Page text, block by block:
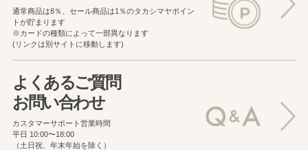
通常商品は8％、セール商品は1％のタカシマヤポイン
トが貯まります
※カードの種類によって一部異なります
(リンクは別サイトに移動します)
よくあるご質問
お問い合わせ
カスタマーサポート営業時間
平日 10:00〜18:00
（土日祝、年末年始を除く）